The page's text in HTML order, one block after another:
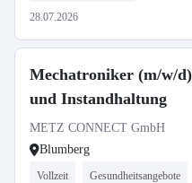
28.07.2026
Mechatroniker (m/w/
und Instandhaltung
METZ CONNECT GmbH
Blumberg
Vollzeit Gesundheitsangebote